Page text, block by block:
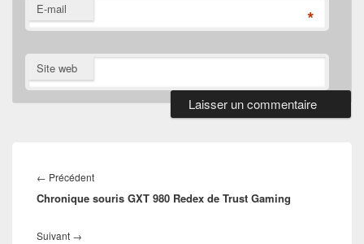
E-mail *
Site web
de
l’article
← PrécédentArticle
précédent :
Chronique souris GXT 980 Redex de Trust Gaming
Suivant →